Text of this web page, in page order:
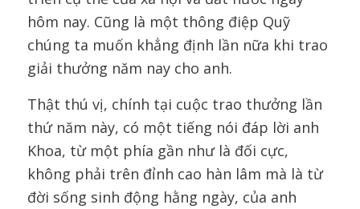
hôm nay. Cũng là một thông điệp Quỹ
chúng ta muốn khẳng định lần nữa khi trao
giải thưởng năm nay cho anh.
Thật thú vị, chính tại cuộc trao thưởng lần
thứ năm này, có một tiếng nói đáp lời anh
Khoa, từ một phía gần như là đối cực,
không phải trên đỉnh cao hàn lâm mà là từ
đời sống sinh động hằng ngày, của anh